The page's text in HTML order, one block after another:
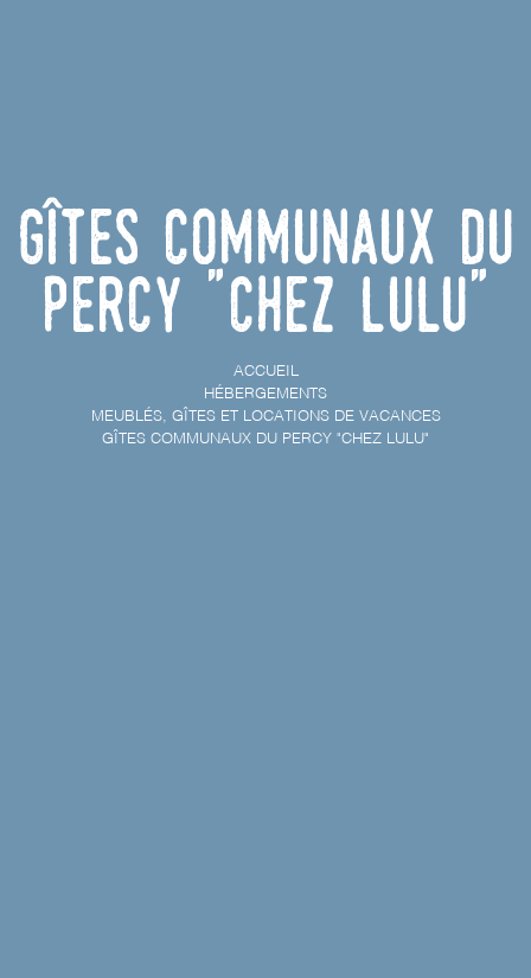
Gîtes communaux du
Percy "Chez Lulu"
ACCUEIL
HÉBERGEMENTS
MEUBLÉS, GÎTES ET LOCATIONS DE VACANCES
GÎTES COMMUNAUX DU PERCY "CHEZ LULU"